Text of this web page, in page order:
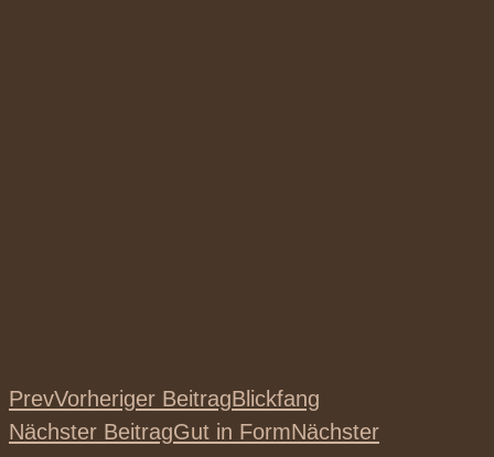
PrevVorheriger BeitragBlickfang
Nächster BeitragGut in FormNächster